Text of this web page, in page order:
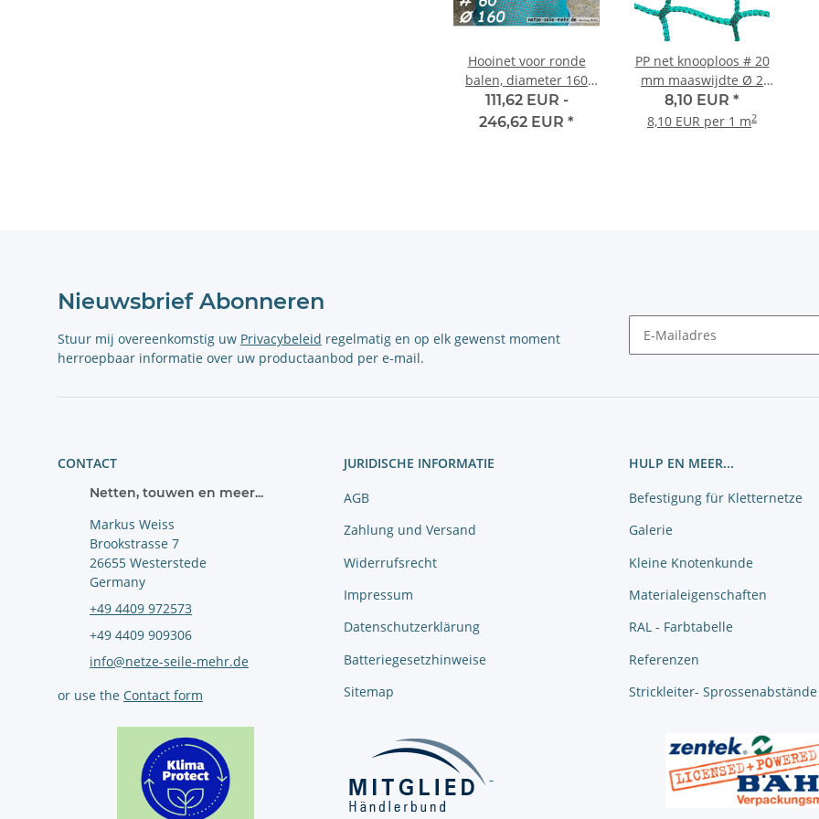
Hooinet voor ronde
balen, diameter 160
cm, hoogte 120 cm, Ø 5
mm twijn, # 60 mm
111,62 EUR -
246,62 EUR *
PP net knooploos # 20
mm maaswijdte Ø 2
mm garen dikte
8,10 EUR *
8,10 EUR per 1 m2
Nieuwsbrief Abonneren
Stuur mij overeenkomstig uw Privacybeleid regelmatig en op elk gewenst moment
herroepbaar informatie over uw productaanbod per e-mail.
CONTACT
Netten, touwen en meer...
Markus Weiss
Brookstrasse 7
26655 Westerstede
Germany
+49 4409 972573
+49 4409 909306
info@netze-seile-mehr.de
or use the Contact form
JURIDISCHE INFORMATIE
AGB
Zahlung und Versand
Widerrufsrecht
Impressum
Datenschutzerklärung
Batteriegesetzhinweise
Sitemap
HULP EN MEER...
Befestigung für Kletternetze
Galerie
Kleine Knotenkunde
Materialeigenschaften
RAL - Farbtabelle
Referenzen
Strickleiter- Sprossenabstände